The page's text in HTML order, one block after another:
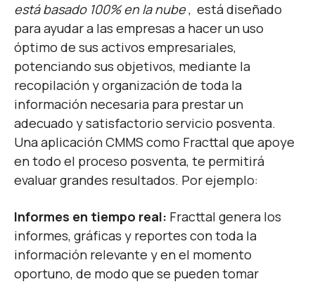
está basado 100% en la nube, está diseñado
para ayudar a las empresas a hacer un uso
óptimo de sus activos empresariales,
potenciando sus objetivos, mediante la
recopilación y organización de toda la
información necesaria para prestar un
adecuado y satisfactorio servicio posventa.
Una aplicación CMMS como Fracttal que apoye
en todo el proceso posventa, te permitirá
evaluar grandes resultados. Por ejemplo:
Informes en tiempo real: Fracttal genera los
informes, gráficas y reportes con toda la
información relevante y en el momento
oportuno, de modo que se pueden tomar